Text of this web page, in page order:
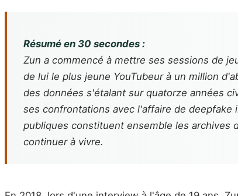
Résumé en 30 secondes :
Zun a commencé à mettre ses sessions de
de lui le plus jeune YouTubeur à un million
des données s'étalant sur quatorze années
ses confrontations avec l'affaire de deepfake
publiques constituent ensemble les archives
continuer à vivre.